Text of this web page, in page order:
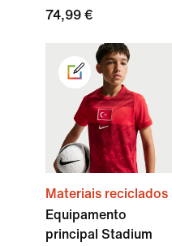
74,99 €
Materiais reciclados
Equipamento
principal Stadium